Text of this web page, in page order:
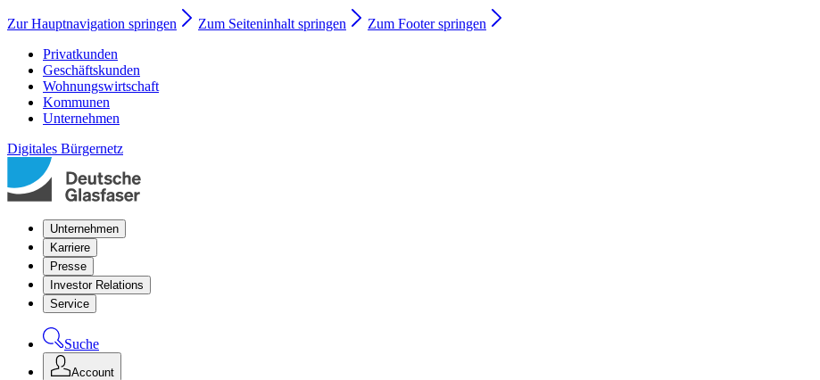
Zur Hauptnavigation springen Zum Seiteninhalt springen
Zum Footer springen
Privatkunden
Geschäftskunden
Wohnungswirtschaft
Kommunen
Unternehmen
Digitales Bürgernetz
Unternehmen
Karriere
Presse
Investor Relations
Service
Suche
Account